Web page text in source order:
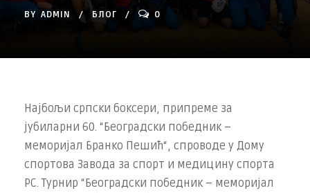
BY ADMIN БЛОГ 0
Најбољи српски боксери, припреме за
јубиларни 60. “Београдски победник –
меморијал Бранко Пешић“, спроводе у Дому
спортова Завода за спорт и медицину спорта
РС. Турнир “Београдски победник – меморијал